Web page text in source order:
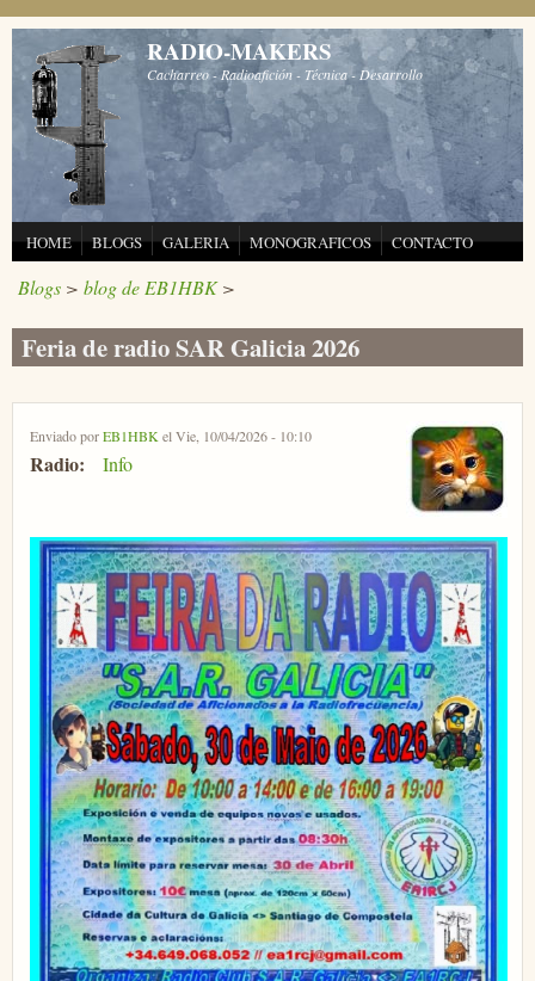
Pasar al contenido principal
RADIO-MAKERS
Cacharreo - Radioafición - Técnica - Desarrollo
HOME BLOGS GALERIA MONOGRAFICOS CONTACTO
Blogs > blog de EB1HBK>
Feria de radio SAR Galicia 2026
Enviado porEB1HBK el Vie, 10/04/2026 - 10:10
Radio: Info